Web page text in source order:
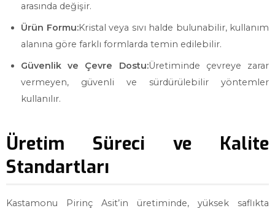
arasında değişir.
Ürün Formu:Kristal veya sıvı halde bulunabilir, kullanım
alanına göre farklı formlarda temin edilebilir.
Güvenlik ve Çevre Dostu:Üretiminde çevreye zarar
vermeyen, güvenli ve sürdürülebilir yöntemler
kullanılır.
Üretim Süreci ve Kalite
Standartları
Kastamonu Pirinç Asit’in üretiminde, yüksek saflıkta